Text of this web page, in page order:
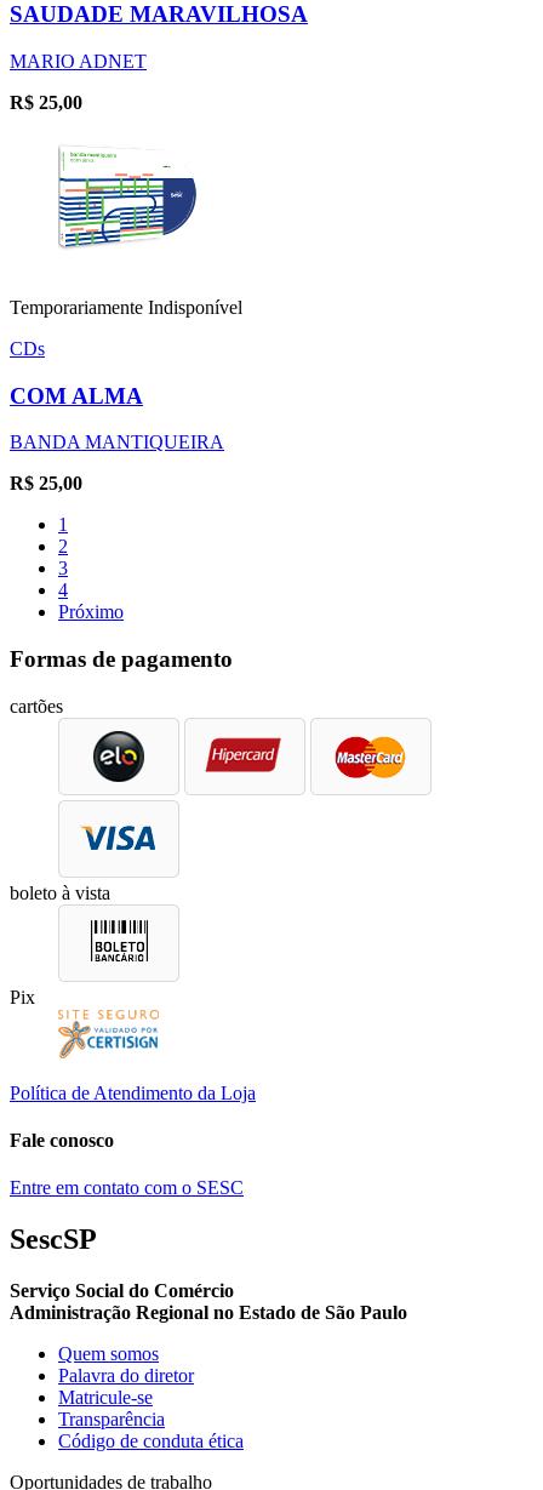
SAUDADE MARAVILHOSA
MARIO ADNET
R$ 25,00
Temporariamente Indisponível
CDs
COM ALMA
BANDA MANTIQUEIRA
R$ 25,00
1
2
3
4
Próximo
Formas de pagamento
cartões
boleto à vista
Pix
Política de Atendimento da Loja
Fale conosco
Entre em contato com o SESC
SescSP
Serviço Social do Comércio
Administração Regional no Estado de São Paulo
Quem somos
Palavra do diretor
Matricule-se
Transparência
Código de conduta ética
Oportunidades de trabalho